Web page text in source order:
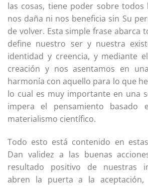
las cosas, tiene poder sobre todos
nos daña ni nos beneficia sin Su
de volver. Esta simple frase abarca
define nuestro ser y nuestra
identidad y creencia, y mediante
creación y nos asentamos en
harmonía con aquello para lo que
lo cual es muy importante en una
impera el pensamiento basado
materialismo científico.
Todo esto está contenido en
Dan validez a las buenas
resultado positivo de nuestras
abren la puerta a la